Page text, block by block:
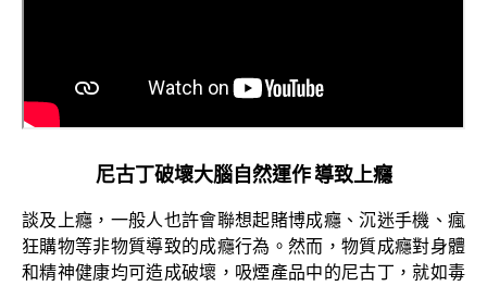
尼古丁破壞大腦自然運作 導致上癮
談及上癮，一般人也許會聯想起賭博成癮、沉迷手機、瘋
狂購物等非物質導致的成癮行為。然而，物質成癮對身體
和精神健康均可造成破壞，吸煙產品中的尼古丁，就如毒